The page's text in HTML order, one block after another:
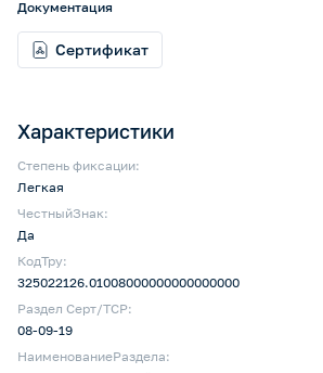
Характеристики
Степень фиксации:
Легкая
ЧестныйЗнак:
Да
КодТру:
325022126.01008000000000000000
Раздел Серт/ТСР:
08-09-19
НаименованиеРаздела:
Документация
Сертификат